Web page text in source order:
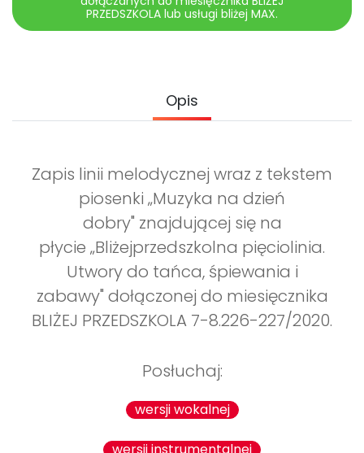
Archiwalne numery
PRZEDSZKOLA lub usługi bliżej MAX.
Opis
Zapis linii melodycznej wraz z tekstem
piosenki „Muzyka na dzień
dobry" znajdującej się na
płycie „Bliżejprzedszkolna pięciolinia.
Utwory do tańca, śpiewania i
zabawy" dołączonej do miesięcznika
BLIŻEJ PRZEDSZKOLA 7-8.226-227/2020.
Posłuchaj:
wersji wokalnej